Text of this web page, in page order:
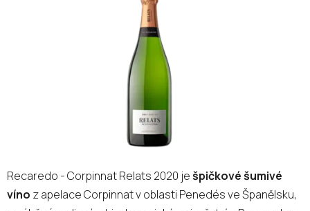
Recaredo - Corpinnat Relats 2020 ješpičkové šumivé
víno z apelace Corpinnat v oblasti Penedés ve Španělsku,